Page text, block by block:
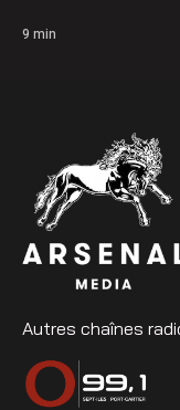
9 min
Autres chaînes